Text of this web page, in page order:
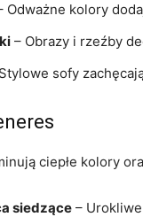
Odważne‌ kolory
–‍ Obrazy i rzeźby⁢
sofy
ciepłe kolory
siedzące –